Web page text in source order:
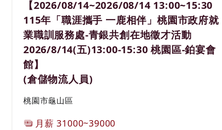
【2026/08/14~2026/08/14 13:00~15:30
115年「職涯攜手 一鹿相伴」桃園市政府就
業職訓服務處-青銀共創在地徵才活動
2026/8/14(五)13:00-15:30 桃園區-鉑宴會
館】
(倉儲物流人員)
桃園市龜山區
月薪 31000~39000